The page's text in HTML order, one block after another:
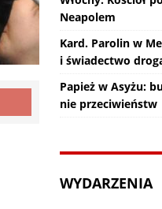
Neapolem
Kard. Parolin w
i świadectwo
Papież w Asyżu:
nie przeciwieństw
WYDARZENIA